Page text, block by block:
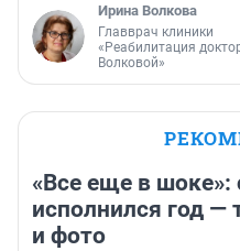
Ирина Волкова
Главврач клиники
«Реабилитация
Волковой»
«Все еще в шоке»:
исполнился год —
и фото